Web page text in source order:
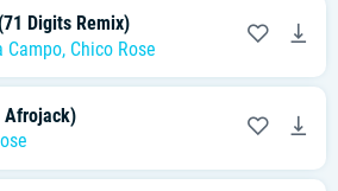
Digits Remix)
Campo, Chico Rose
Afrojack)